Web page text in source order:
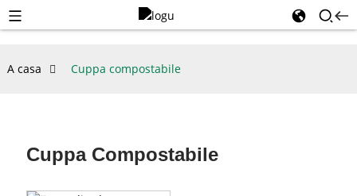
A casa Cuppa compostabile
Cuppa Compostabile